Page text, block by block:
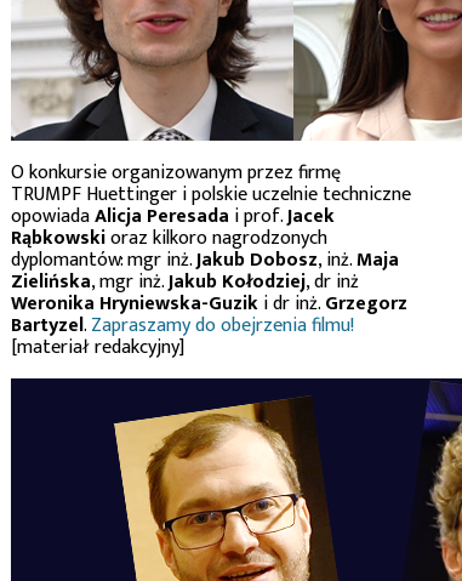
O konkursie organizowanym przez firmę
TRUMPF Huettinger i polskie uczelnie techniczne
opowiadaAlicja Peresada i prof.Jacek
Rąbkowskioraz kilkoro nagrodzonych
dyplomantów: mgr inż.Jakub Dobosz, inż.Maja
Zielińska, mgr inż.Jakub Kołodziej, dr inż
Weronika Hryniewska-Guziki dr inż.Grzegorz
Bartyzel.Zapraszamy do obejrzenia filmu!
[materiał redakcyjny]